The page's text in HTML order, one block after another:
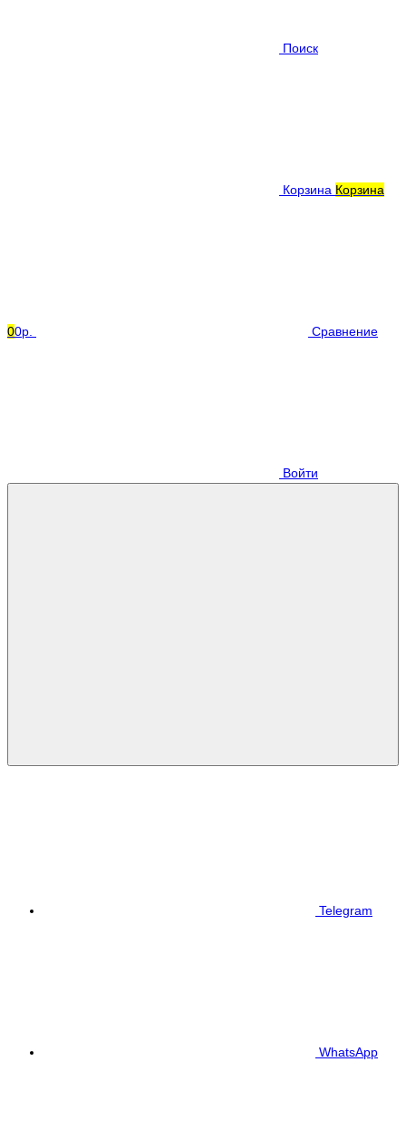
Поиск
Корзина Корзина
00р. Сравнение
Войти
Telegram
WhatsApp